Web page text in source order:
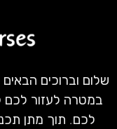
שלום וברוכים
במטרה לעזור לכם
לכם. תוך מתן